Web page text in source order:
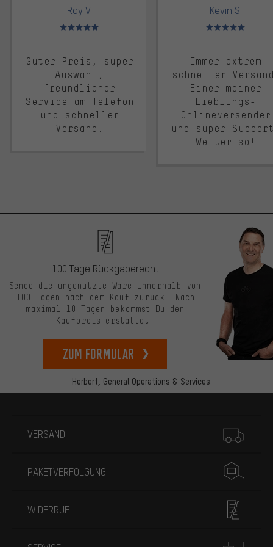
Roy V.
Bewertungen: 5 von 5
Guter Preis, super
Auswahl,
freundlicher
Service am Telefon
und schneller
Versand.
Kevin S.
Bewertungen: 5 von 5
Immer extrem
schneller
Einer meiner
Lieblings-
Onlineversender
und super
Weiter so!
Herbert, General Operations & Services
100 Tage Rückgaberecht
Sende die ungenutzte Ware innerhalb von
100 Tagen nach dem Kauf zurück. Nach
maximal 10 Tagen bekommst Du den
Kaufpreis erstattet.
zum Formular
VERSAND
PAKETVERFOLGUNG
WIDERRUF